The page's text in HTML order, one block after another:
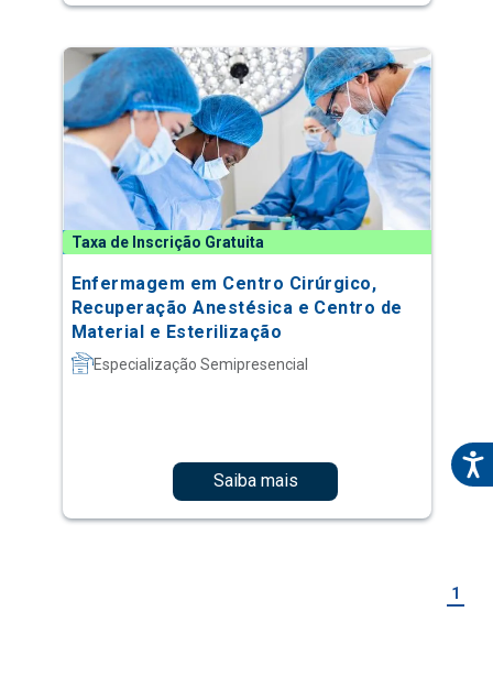
Taxa de Inscrição Gratuita
Enfermagem em Centro Cirúrgico,
Recuperação Anestésica e Centro de
Material e Esterilização
Especialização Semipresencial
Saiba mais
1